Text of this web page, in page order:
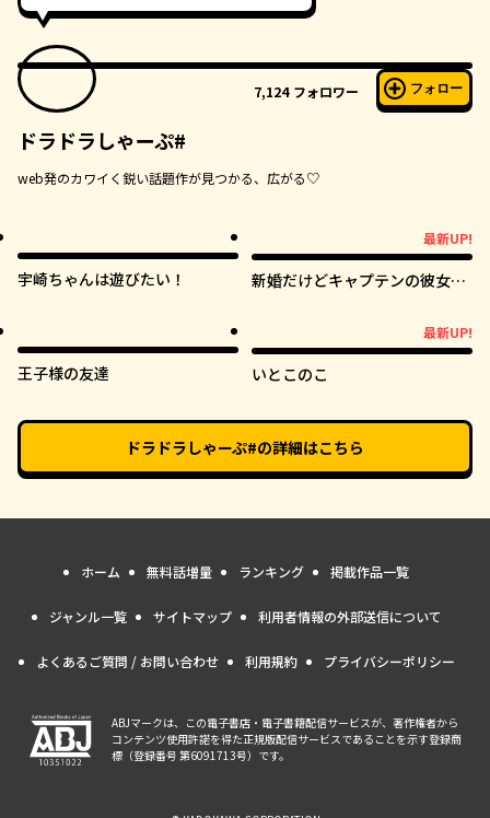
7,124 フォロワー フォロー
ドラドラしゃーぷ#
web発のカワイく鋭い話題作が見つかる、広がる♡
宇崎ちゃんは遊びたい！
最新UP!
新婚だけどキャプテンの彼女と
王子様の友達
最新UP!
いとこのこ
ドラドラしゃーぷ#の詳細はこちら
ホーム 無料話増量 ランキング 掲載作品一覧
ジャンル一覧 サイトマップ 利用者情報の外部送信について
よくあるご質問 / お問い合わせ 利用規約 プライバシーポリシー
ABJマークは、この電子書店・電子書籍配信サービスが、著作権者から
コンテンツ使用許諾を得た正規版配信サービスであることを示す登録商
標（登録番号 第6091713号）です。